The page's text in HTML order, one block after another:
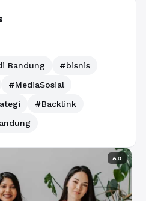
Bandung
#bisnis
#MediaSosial
#Backlink
AD